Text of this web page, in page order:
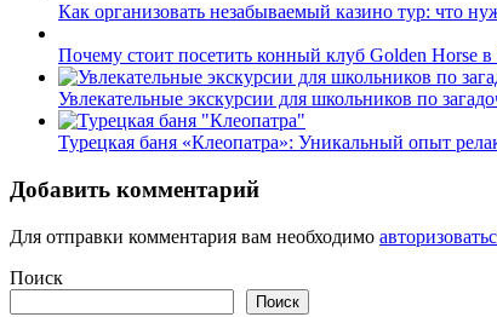
Как организовать незабываемый казино тур: что
Почему стоит посетить конный клуб Golden Horse в
Увлекательные экскурсии для школьников по
Турецкая баня «Клеопатра»: Уникальный опыт
Добавить комментарий
Для отправки комментария вам необходимо
Поиск
Поиск